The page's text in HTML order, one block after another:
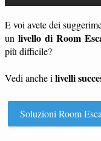
E voi avete dei
unlivello di Room
più difficile?
Vedi anche i livelli
Soluzioni Room